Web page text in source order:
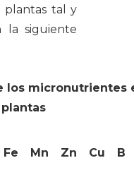
plantas tal y
la siguiente
los micronutrientes
Fe Mn Zn Cu B